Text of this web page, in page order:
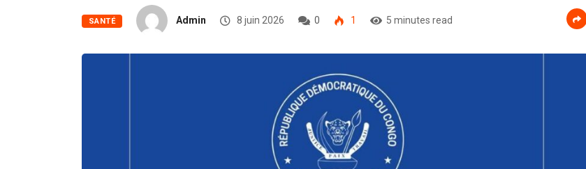
SANTÉ Admin 8 juin 2026 0 1 5 minutes read